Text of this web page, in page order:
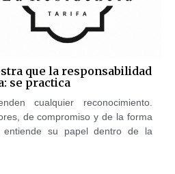
que la responsabilidad
se practica
cualquier reconocimiento.
de compromiso y de la forma
su papel dentro de la